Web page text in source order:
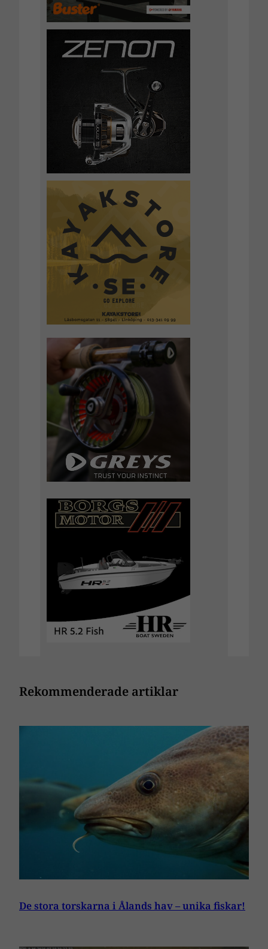
Rekommenderade artiklar
De stora torskarna i Ålands hav – unika fiskar!